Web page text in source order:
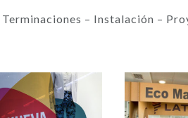
– Instalación –